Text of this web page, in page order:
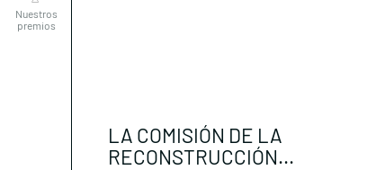
LA COMISIÓN DE LA
RECONSTRUCCIÓN...